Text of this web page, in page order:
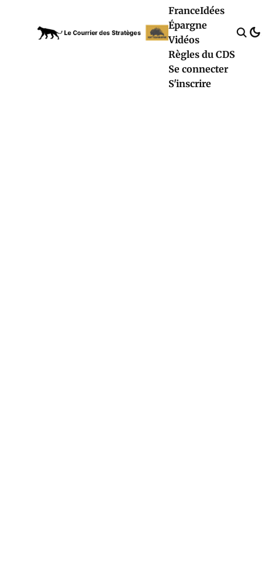
FranceIdées
Épargne
Vidéos
Règles du CDS
Se connecter
S'inscrire